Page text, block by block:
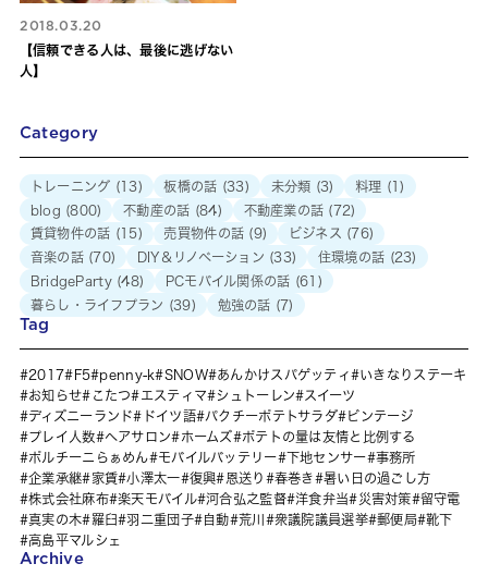
2018.03.20
【信頼できる人は、最後に逃げない
人】
Category
トレーニング (13) 板橋の話 (33) 未分類 (3) 料理 (1)
blog (800) 不動産の話 (84) 不動産業の話 (72)
賃貸物件の話 (15) 売買物件の話 (9) ビジネス (76)
音楽の話(70) DIY＆リノベーション (33) 住環境の話 (23)
BridgeParty(48) PCモバイル関係の話 (61)
暮らし・ライフプラン (39) 勉強の話 (7)
Tag
2017 F5 penny-k SNOW あんかけスパゲッティ
いきなりステーキ
お知らせ
こたつ エスティマ シュトーレン
スイーツ
ディズニーランド
ドイツ語 パクチーポテトサラダ
ビンテージ
プレイ人数
ヘアサロン ホームズ
ポテトの量は友情と比例する
ポルチーニらぁめん
モバイルバッテリー 下地センサー
事務所
企業承継
家賃 小澤太一 復興 恩送り 春巻き
暑い日の過ごし方
株式会社麻布
楽天モバイル 河合弘之監督 洋食弁当 災害対策
留守電
真実の木
羅臼 羽二重団子 自動 荒川 衆議院議員選挙 郵便局
靴下
高島平マルシェ
Archive